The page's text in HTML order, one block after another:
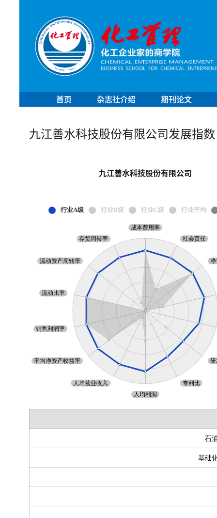
首页 杂志社介绍 期刊论文
九江善水科技股份有限公司发展指数
九江善水科技股份有限公司
石
基础